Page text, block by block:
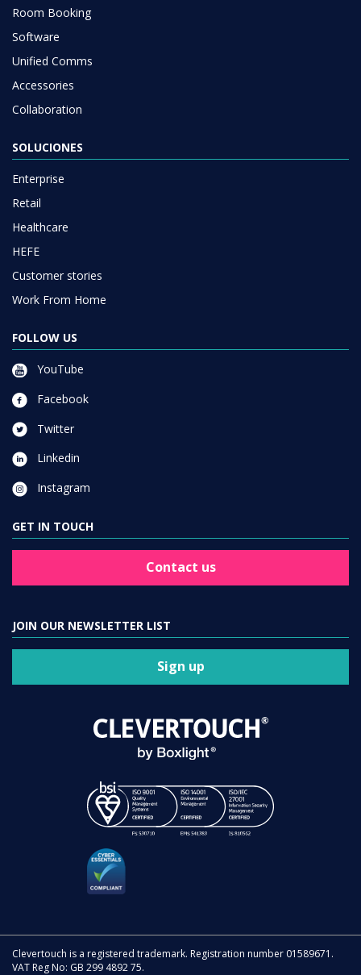
Room Booking
Software
Unified Comms
Accessories
Collaboration
SOLUCIONES
Enterprise
Retail
Healthcare
HEFE
Customer stories
Work From Home
FOLLOW US
YouTube
Facebook
Twitter
Linkedin
Instagram
GET IN TOUCH
Contact us
JOIN OUR NEWSLETTER LIST
Sign up
Clevertouch is a registered trademark. Registration number 01589671.
VAT Reg No: GB 299 4892 75.